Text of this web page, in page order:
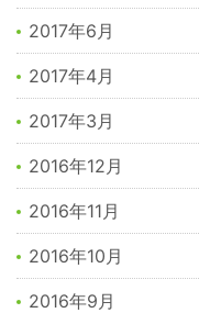
2017年6月
2017年4月
2017年3月
2016年12月
2016年11月
2016年10月
2016年9月